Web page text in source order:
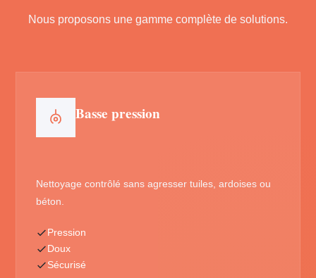
Nous proposons une gamme complète de solutions.
Basse pression
Nettoyage contrôlé sans agresser tuiles, ardoises ou
béton.
Pression
Doux
Sécurisé